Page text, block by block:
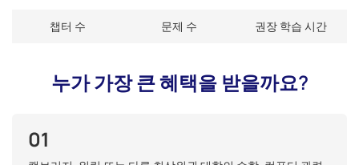
챕터 수 문제 수 권장 학습 시간
누가 가장 큰 혜택을 받을까요?
01